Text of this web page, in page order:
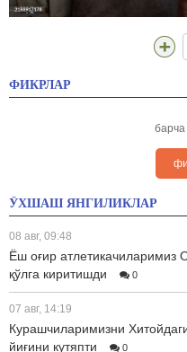
ФИКРЛАР
ЎХШАШ ЯНГИЛИКЛАР
08 авг, 09:48
Ёш оғир атлетикачиларимиз
қўлга киритишди
0
07 авг, 14:19
Курашчиларимизни
йиғини кутяпти
0